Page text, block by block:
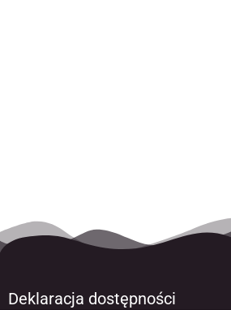
Deklaracja dostępności